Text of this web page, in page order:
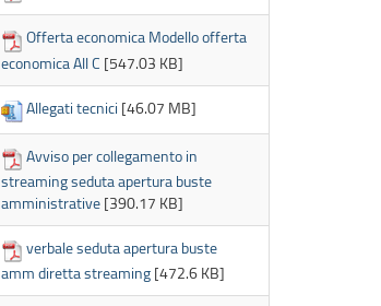
Offerta economica Modello offerta
economica All C [547.03 KB]
Allegati tecnici [46.07 MB]
Avviso per collegamento in
streaming seduta apertura buste
amministrative [390.17 KB]
verbale seduta apertura buste
amm diretta streaming [472.6 KB]